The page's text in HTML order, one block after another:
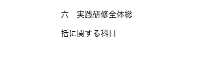
六 実践研修全体総
括に関する科目